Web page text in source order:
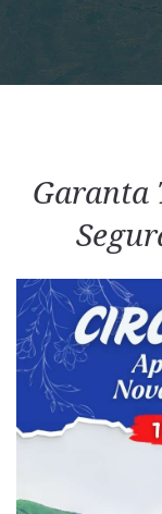
Garanta